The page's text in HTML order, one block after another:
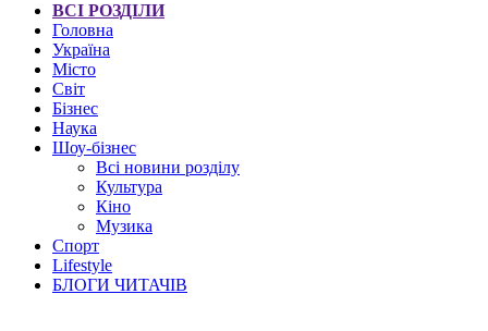
ВСІ РОЗДІЛИ
Головна
Україна
Місто
Світ
Бізнес
Наука
Шоу-бізнес
Всі новини розділу
Культура
Кіно
Музика
Спорт
Lifestyle
БЛОГИ ЧИТАЧІВ